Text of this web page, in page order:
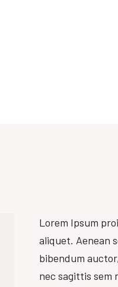
Lorem Ipsum
aliquet. Aenean
bibendum
nec sagittis sem